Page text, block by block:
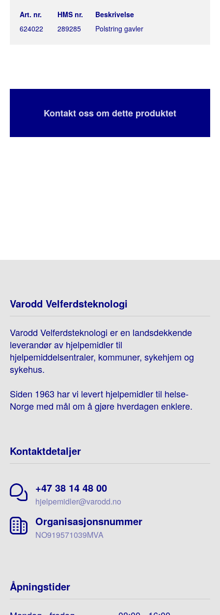
Art. nr. HMS nr.
Beskrivelse
624022
289285 Polstring gavler
Kontakt oss om dette produktet
Varodd Velferdsteknologi
Varodd Velferdsteknologi er en landsdekkende
leverandør av hjelpemidler til
hjelpemiddelsentraler, kommuner, sykehjem og
sykehus.
Siden 1963 har vi levert hjelpemidler til helse-
Norge med mål om å gjøre hverdagen enklere.
Kontaktdetaljer
+47 38 14 48 00
hjelpemidler@varodd.no
Organisasjonsnummer
NO919571039MVA
Åpningstider